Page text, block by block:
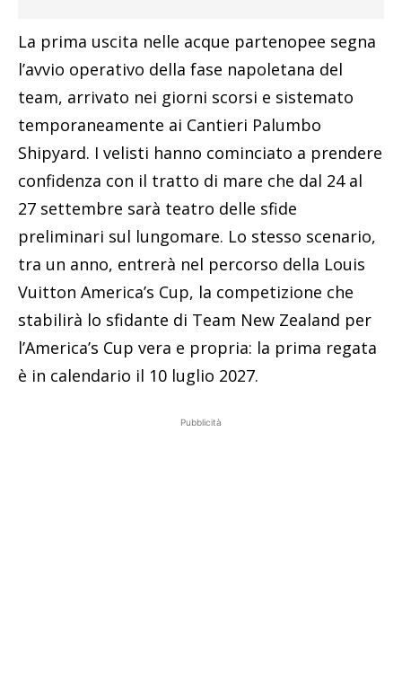
La prima uscita nelle acque partenopee segna
l’avvio operativo della fase napoletana del
team, arrivato nei giorni scorsi e sistemato
temporaneamente ai Cantieri Palumbo
Shipyard. I velisti hanno cominciato a prendere
confidenza con il tratto di mare che dal 24 al
27 settembre sarà teatro delle sfide
preliminari sul lungomare. Lo stesso scenario,
tra un anno, entrerà nel percorso della Louis
Vuitton America’s Cup, la competizione che
stabilirà lo sfidante di Team New Zealand per
l’America’s Cup vera e propria: la prima regata
è in calendario il 10 luglio 2027.
Pubblicità